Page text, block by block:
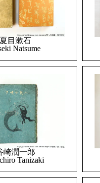
夏目漱石
Natsume
崎潤一郎
Tanizaki